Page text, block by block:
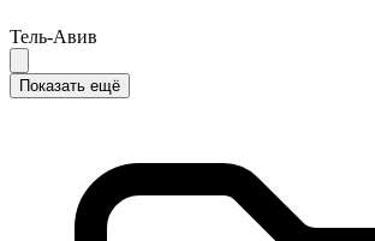
Тель-Авив
Показать ещё